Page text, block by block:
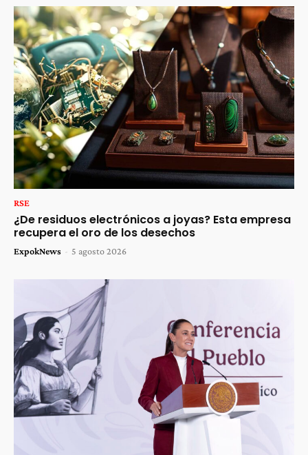
RSE
¿De residuos electrónicos a joyas? Esta empresa
recupera el oro de los desechos
ExpokNews - 5 agosto 2026